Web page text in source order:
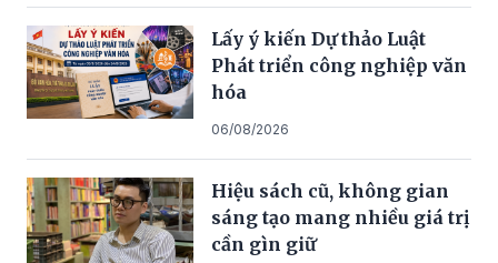
Lấy ý kiến Dự thảo Luật
Phát triển công nghiệp văn
hóa
06/08/2026
Hiệu sách cũ, không gian
sáng tạo mang nhiều giá trị
cần gìn giữ